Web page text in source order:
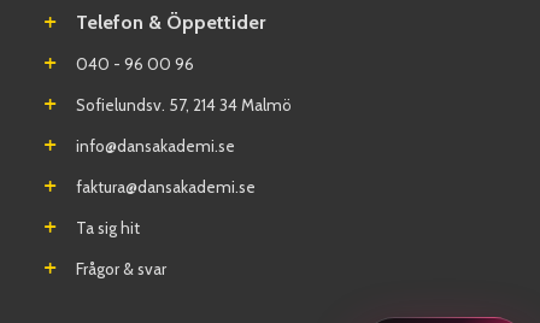
Telefon & Öppettider
040 - 96 00 96
Sofielundsv. 57, 214 34 Malmö
info@dansakademi.se
faktura@dansakademi.se
Ta sig hit
Frågor & svar